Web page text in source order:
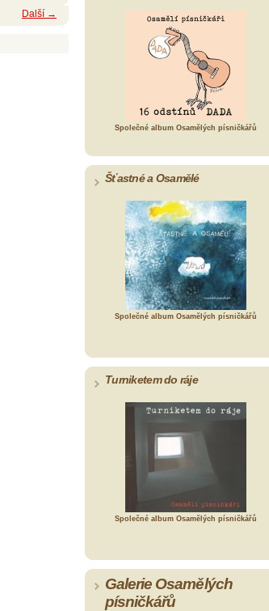
Další →
Společné album Osamělých písničkářů
Šťastné a Osamělé
Společné album Osamělých písničkářů
Turniketem do ráje
Společné album Osamělých písničkářů
Galerie Osamělých
písničkářů